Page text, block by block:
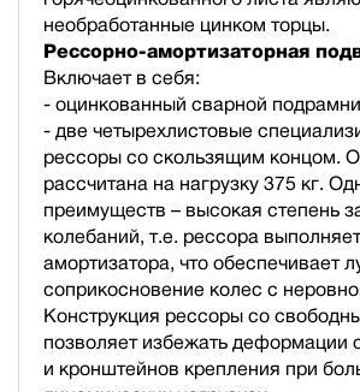
необработанные цинком торцы.
Рессорно-амортизаторная
Включает в себя:
- оцинкованный сварной
- две четырехлистовые
рессоры со скользящим концом.
рассчитана на нагрузку 375 кг.
преимуществ – высокая степень
колебаний, т.е. рессора
амортизатора, что обеспечивает
соприкосновение колес с
Конструкция рессоры со
позволяет избежать деформации
и кронштейнов крепления при